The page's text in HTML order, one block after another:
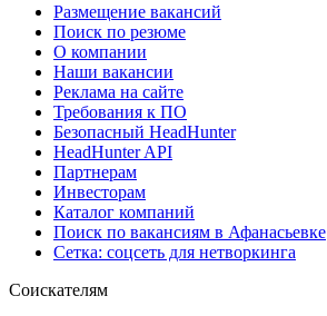
Размещение вакансий
Поиск по резюме
О компании
Наши вакансии
Реклама на сайте
Требования к ПО
Безопасный HeadHunter
HeadHunter API
Партнерам
Инвесторам
Каталог компаний
Поиск по вакансиям в Афанасьевке
Сетка: соцсеть для нетворкинга
Соискателям